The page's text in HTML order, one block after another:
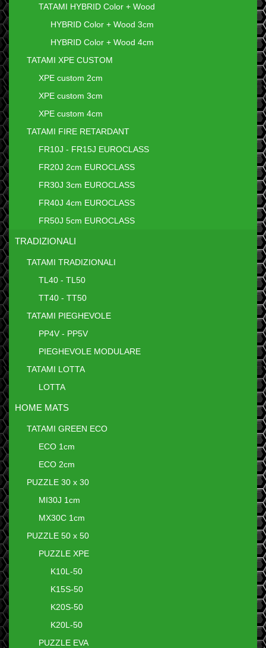
TATAMI HYBRID Color + Wood
HYBRID Color + Wood 3cm
HYBRID Color + Wood 4cm
TATAMI XPE CUSTOM
XPE custom 2cm
XPE custom 3cm
XPE custom 4cm
TATAMI FIRE RETARDANT
FR10J - FR15J EUROCLASS
FR20J 2cm EUROCLASS
FR30J 3cm EUROCLASS
FR40J 4cm EUROCLASS
FR50J 5cm EUROCLASS
TRADIZIONALI
TATAMI TRADIZIONALI
TL40 - TL50
TT40 - TT50
TATAMI PIEGHEVOLE
PP4V - PP5V
PIEGHEVOLE MODULARE
TATAMI LOTTA
LOTTA
HOME MATS
TATAMI GREEN ECO
ECO 1cm
ECO 2cm
PUZZLE 30 x 30
MI30J 1cm
MX30C 1cm
PUZZLE 50 x 50
PUZZLE XPE
K10L-50
K15S-50
K20S-50
K20L-50
PUZZLE EVA